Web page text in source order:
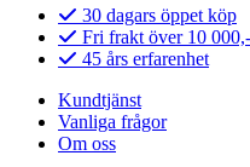
30 dagars öppet köp
Fri frakt över 10 000,-
45 års erfarenhet
Kundtjänst
Vanliga frågor
Om oss